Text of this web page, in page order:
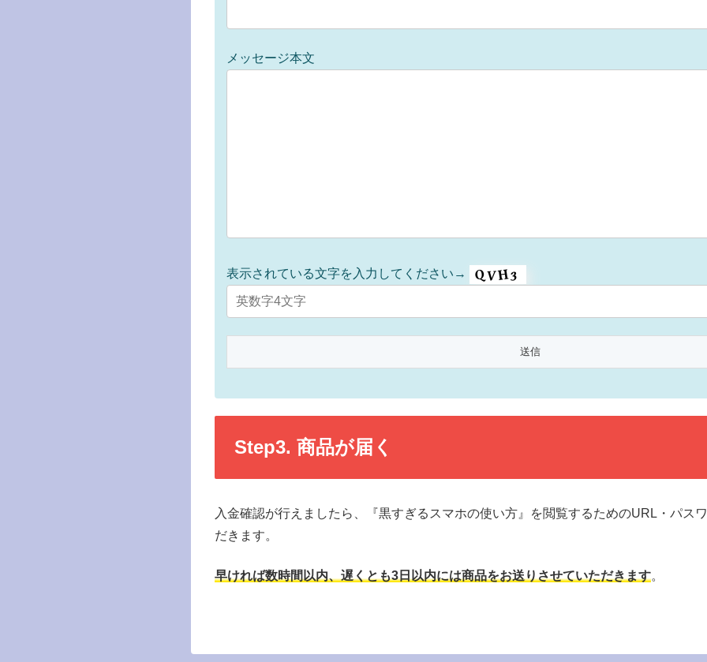
メッセージ本文
表示されている文字を入力してください→
Step3. 商品が届く
入金確認が行えましたら、『黒すぎるスマホの使い方』を閲覧するためのURL・パス
だきます。
早ければ数時間以内、遅くとも3日以内には商品をお送りさせていただきます。